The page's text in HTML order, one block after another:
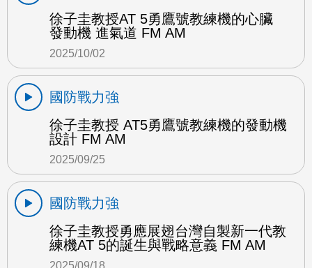
徐子圭教授AT 5勇鷹號教練機的心臟
發動機 進氣道 FM AM
2025/10/02
國防戰力強
徐子圭教授 AT5勇鷹號教練機的發動機
設計 FM AM
2025/09/25
國防戰力強
徐子圭教授勇應展翅台灣自製新一代教
練機AT 5的誕生與戰略意義 FM AM
2025/09/18